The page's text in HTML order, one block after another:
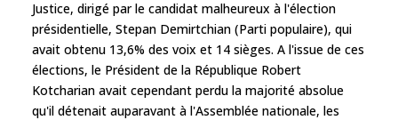
Justice, dirigé par le candidat malheureux à l'élection
présidentielle, Stepan Demirtchian (Parti populaire), qui
avait obtenu 13,6% des voix et 14 sièges. A l'issue de ces
élections, le Président de la République Robert
Kotcharian avait cependant perdu la majorité absolue
qu'il détenait auparavant à l'Assemblée nationale, les